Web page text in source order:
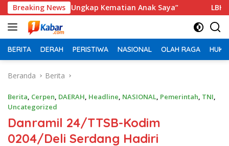
Langsung
ke
konten
Breaking News
Ungkap Kematian Anak Saya” ‎LBH Medan Soroti
BERITA DERAH PERISTIWA NASIONAL OLAH RAGA
Beranda Berita
Berita, Cerpen, DAERAH, Headline, NASIONAL, Pemerintah, TNI,
Uncategorized
Danramil 24/TTSB-Kodim
0204/Deli Serdang Hadiri